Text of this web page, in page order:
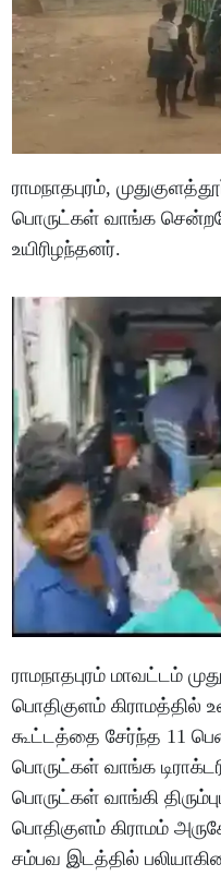
ராமநாதபுரம்,
பொருட்கள் வாங்க
உயிரிழந்தனர்.
ராமநாதபுரம் மாவட்டம்
பொதிகுளம்
கூட்டத்தை சேர்ந்த 11
பொருட்கள் வாங்க
பொருட்கள் வாங்கி
பொதிகுளம் கிராமம்
சம்பவ இடத்தில்